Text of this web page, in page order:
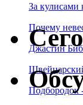
За кулисами
Почему
Джастин
Подбородок